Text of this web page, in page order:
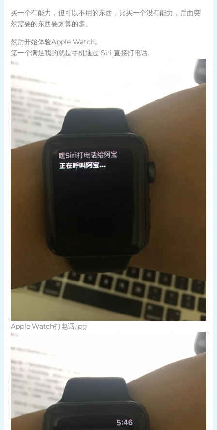
买一个有能力，但可以不用的东西，比买一个没有能力，后面突
然需要的东西要划算的多。
然后开始体验Apple Watch。
第一个满足我的就是手机通过 Siri 直接打电话.
Apple Watch打电话.jpg